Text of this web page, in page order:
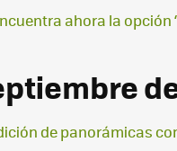
ahora la opción
de panorámicas